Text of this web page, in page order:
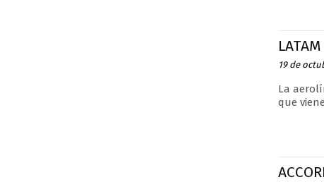
19 de
La
que